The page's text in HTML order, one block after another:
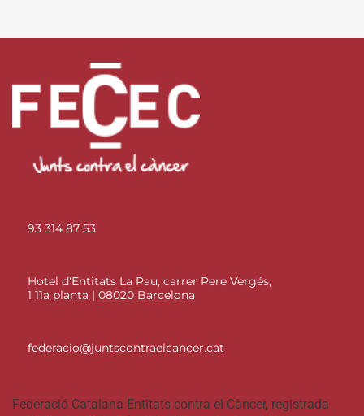
93 314 87 53
Hotel d'Entitats La Pau, carrer Pere Vergés,
1 11a planta | 08020 Barcelona
federacio@juntscontraelcancer.cat
Federació Catalana Entitats contra el Càncer, registrada